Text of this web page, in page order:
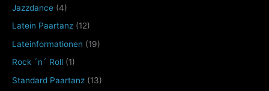
Jazzdance (4)
Latein Paartanz (12)
Lateinformationen (19)
Rock ´n´ Roll (1)
Standard Paartanz (13)